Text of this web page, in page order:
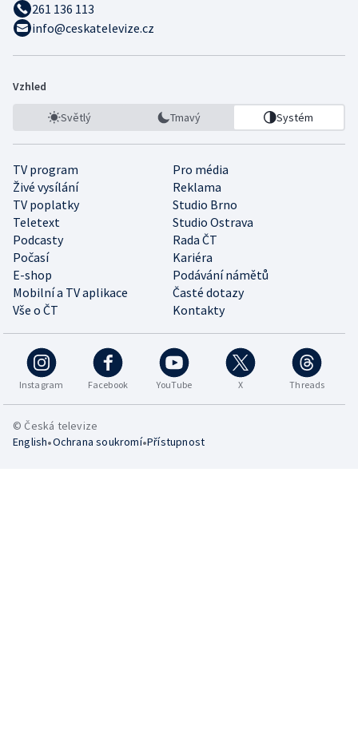
261 136 113
info@ceskatelevize.cz
Vzhled
Světlý Tmavý Systém
TV program
Pro média
Živé vysílání
Reklama
TV poplatky
Studio Brno
Teletext
Studio Ostrava
Podcasty
Rada ČT
Počasí
Kariéra
E-shop
Podávání námětů
Mobilní a TV aplikace
Časté dotazy
Vše o ČT
Kontakty
Instagram Facebook YouTube X Threads
© Česká televize
English•Ochrana soukromí•Přístupnost